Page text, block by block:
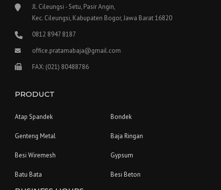
Jl. Cileungsi - Setu, Pasir Angin,
Kec. Cileungsi, Kabupaten Bogor, Jawa Barat 16820
0812 8947 8187
office.pratamabaja@gmail.com
FAX: (021) 80488786
PRODUCT
Atap Spandek Bondek
Genteng Metal Baja Ringan
Besi Wiremesh Gypsum
Batu Bata Besi Beton